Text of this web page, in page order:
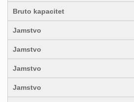
Bruto kapacitet
Jamstvo
Jamstvo
Jamstvo
Jamstvo